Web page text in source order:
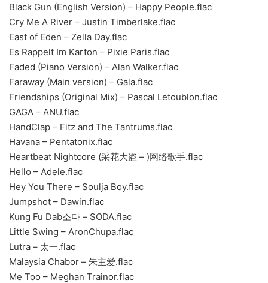
Black Gun (English Version) – Happy People.flac
Cry Me A River – Justin Timberlake.flac
East of Eden – Zella Day.flac
Es Rappelt Im Karton – Pixie Paris.flac
Faded (Piano Version) – Alan Walker.flac
Faraway (Main version) – Gala.flac
Friendships (Original Mix) – Pascal Letoublon.flac
GAGA – ANU.flac
HandClap – Fitz and The Tantrums.flac
Havana – Pentatonix.flac
Heartbeat Nightcore (采花大盗 – )网络歌手.flac
Hello – Adele.flac
Hey You There – Soulja Boy.flac
Jumpshot – Dawin.flac
Kung Fu Dab소다 – SODA.flac
Little Swing – AronChupa.flac
Lutra – 太一.flac
Malaysia Chabor – 朱主爱.flac
Me Too – Meghan Trainor.flac